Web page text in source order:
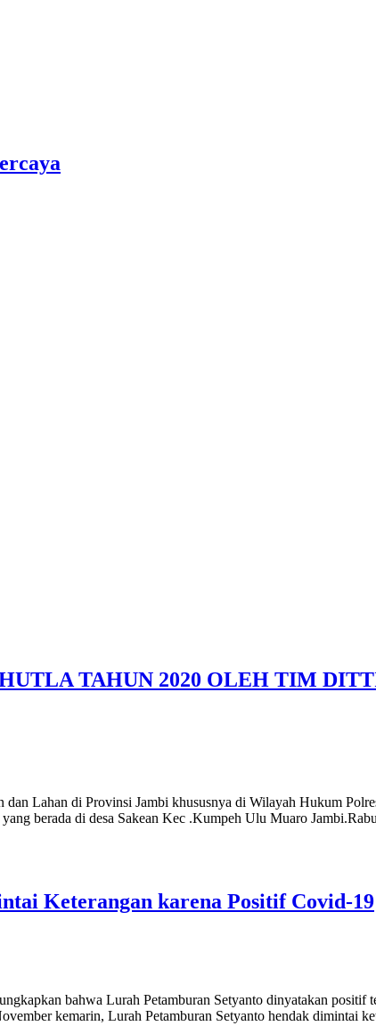
TAHUN 2020 OLEH TIM
Lahan di Provinsi Jambi khususnya di Wilayah Hukum
berada di desa Sakean Kec .Kumpeh Ulu Muaro
Keterangan karena Positif Covid-19
bahwa Lurah Petamburan Setyanto dinyatakan positif
kemarin, Lurah Petamburan Setyanto hendak dimintai